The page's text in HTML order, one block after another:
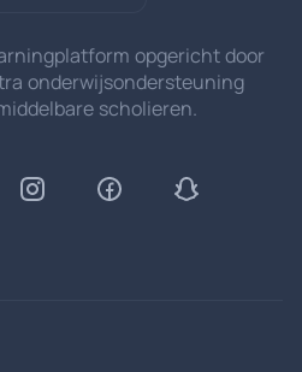
opgericht door
onderwijsondersteuning
scholieren.